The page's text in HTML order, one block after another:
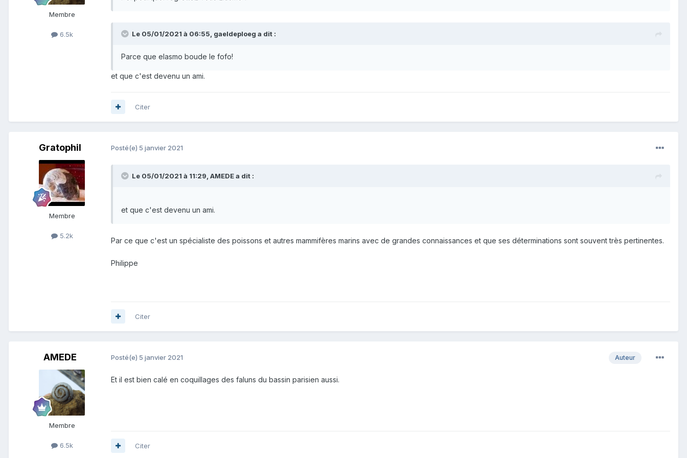
Membre
6.5k Le 05/01/2021 à 06:55, gaeldeploeg a dit :
Parce que elasmo boude le fofo!
et que c'est devenu un ami.
Citer
Gratophil
Membre
5.2k
Posté(e) 5 janvier 2021
Le 05/01/2021 à 11:29, AMEDEa dit :
et que c'est devenu un ami.
Par ce que c'est un spécialiste des poissons et autres mammifères marins avec de grandes connaissances et que ses déterminations sont souvent très pertinentes.
Philippe
Citer
AMEDE
Membre
6.5k
Auteur
Posté(e) 5 janvier 2021
Et il est bien calé en coquillages des faluns du bassin parisien aussi.
Citer